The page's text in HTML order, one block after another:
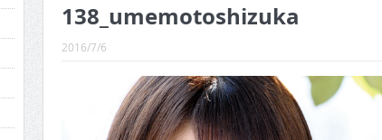
CINEMA×STYLE 290号
CINEMA×STYLE 289号
CINEMA×STYLE 288号
CINEMA×STYLE 287号
138_umemotoshizuka
2016/7/6